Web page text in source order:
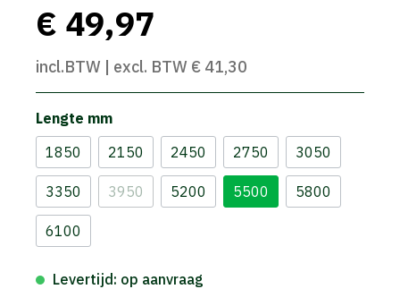
€ 49,97
incl.BTW | excl. BTW € 41,30
Lengte mm
1850
2150 2450 2750 3050
3350 3950 5200 5500 5800
6100
Levertijd: op aanvraag